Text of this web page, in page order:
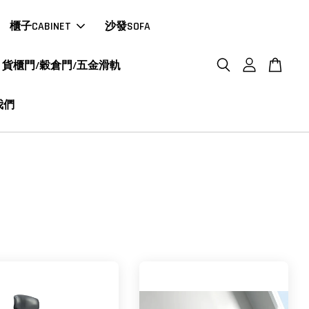
櫃子CABINET 沙發SOFA
貨櫃門/穀倉門/五金滑軌
們